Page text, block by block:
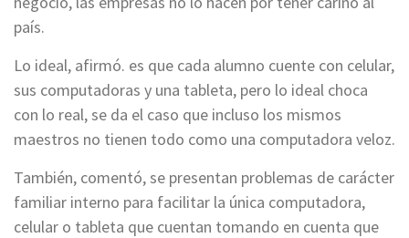
país.
Lo ideal, afirmó. es que cada alumno cuente con celular,
sus computadoras y una tableta, pero lo ideal choca
con lo real, se da el caso que incluso los mismos
maestros no tienen todo como una computadora veloz.
También, comentó, se presentan problemas de carácter
familiar interno para facilitar la única computadora,
celular o tableta que cuentan tomando en cuenta que